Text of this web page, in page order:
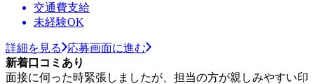
交通費支給
未経験OK
詳細を見る
応募画面に進む
新着口コミあり
面接に伺った時緊張しましたが、担当の方が親しみやすい印